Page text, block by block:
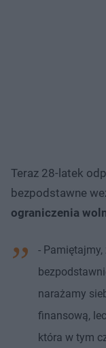
Teraz 28-latek
bezpodstawne
ograniczenia
-
narażamy
finansową,
która w tym